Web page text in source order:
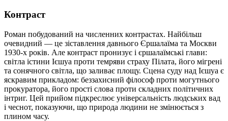
Контраст
Роман побудований на численних контрастах. Найбільш
очевидний — це зіставлення давнього Єршалаїма та Москви
1930-х років. Але контраст пронизує і єршалаїмські глави:
світла істини Ієшуа проти темряви страху Пілата, його мігрені
та сонячного світла, що заливає площу. Сцена суду над Ієшуа є
яскравим прикладом: беззахисний філософ проти могутнього
прокуратора, його прості слова проти складних політичних
інтриг. Цей прийом підкреслює універсальність людських вад
і чеснот, показуючи, що природа людини не змінюється з
плином часу.